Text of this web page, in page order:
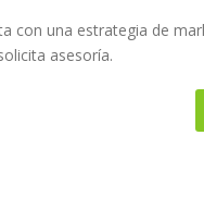
con una estrategia de
asesoría.